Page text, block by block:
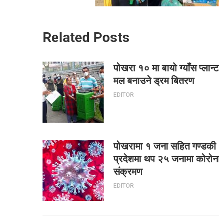
Related Posts
पोखरा १० मा बायो ग्याँस
मल बनाउने ड्रम बितरण
EDITOR
पोखरामा १ जना सहित गण्डकी
प्रदेशमा थप २५ जनामा
संक्रमण
EDITOR